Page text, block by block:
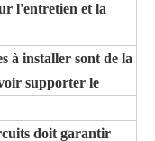
l'entretien et la
à installer sont de la
supporter le
doit garantir